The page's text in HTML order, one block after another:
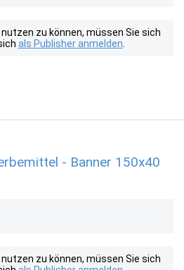
zu können, müssen Sie sich
als Publisher anmelden
- Banner 150x40
zu können, müssen Sie sich